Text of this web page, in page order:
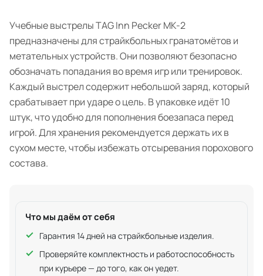
Учебные выстрелы TAG Inn Pecker MK-2
предназначены для страйкбольных гранатомётов и
метательных устройств. Они позволяют безопасно
обозначать попадания во время игр или тренировок.
Каждый выстрел содержит небольшой заряд, который
срабатывает при ударе о цель. В упаковке идёт 10
штук, что удобно для пополнения боезапаса перед
игрой. Для хранения рекомендуется держать их в
сухом месте, чтобы избежать отсыревания порохового
состава.
Что мы даём от себя
Гарантия 14 дней на страйкбольные изделия.
Проверяйте комплектность и работоспособность
при курьере — до того, как он уедет.